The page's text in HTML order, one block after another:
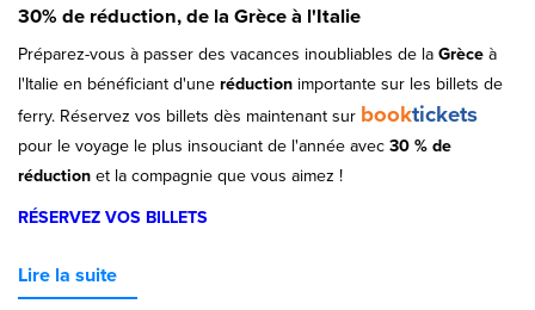
30% de réduction, de la Grèce à l'Italie
Préparez-vous à passer des vacances inoubliables de la Grèce à
l'Italie en bénéficiant d'une réduction importante sur les billets de
ferry. Réservez vos billets dès maintenant sur booktickets
pour le voyage le plus insouciant de l'année avec 30 % de
réduction et la compagnie que vous aimez !
RÉSERVEZ VOS BILLETS
Lire la suite